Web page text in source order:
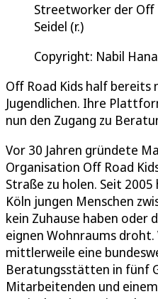
Streetworker der Off
Seidel (r.)
Copyright: Nabil
Off Road Kids half bereits
Jugendlichen. Ihre
nun den Zugang zu
Vor 30 Jahren gründete
Organisation Off Road
Straße zu holen. Seit
Köln jungen Menschen
kein Zuhause haben oder
eignen Wohnraums droht.
mittlerweile eine
Beratungsstätten in fünf
Mitarbeitenden und